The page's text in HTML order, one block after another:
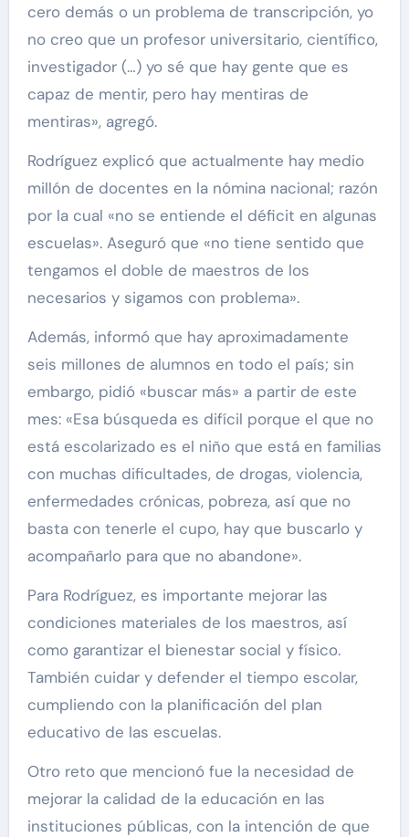
cero demás o un problema de transcripción, yo
no creo que un profesor universitario, científico,
investigador (…) yo sé que hay gente que es
capaz de mentir, pero hay mentiras de
mentiras», agregó.
Rodríguez explicó que actualmente hay medio
millón de docentes en la nómina nacional; razón
por la cual «no se entiende el déficit en algunas
escuelas». Aseguró que «no tiene sentido que
tengamos el doble de maestros de los
necesarios y sigamos con problema».
Además, informó que hay aproximadamente
seis millones de alumnos en todo el país; sin
embargo, pidió «buscar más» a partir de este
mes: «Esa búsqueda es difícil porque el que no
está escolarizado es el niño que está en familias
con muchas dificultades, de drogas, violencia,
enfermedades crónicas, pobreza, así que no
basta con tenerle el cupo, hay que buscarlo y
acompañarlo para que no abandone».
Para Rodríguez, es importante mejorar las
condiciones materiales de los maestros, así
como garantizar el bienestar social y físico.
También cuidar y defender el tiempo escolar,
cumpliendo con la planificación del plan
educativo de las escuelas.
Otro reto que mencionó fue la necesidad de
mejorar la calidad de la educación en las
instituciones públicas, con la intención de que